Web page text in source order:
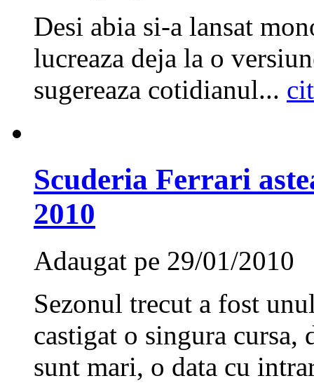
Desi abia si-a lansat
lucreaza deja la o
sugereaza cotidianul...
Scuderia Ferrari
2010
Adaugat pe 29/01/2010
Sezonul trecut a fost
castigat o singura cursa,
sunt mari, o data cu